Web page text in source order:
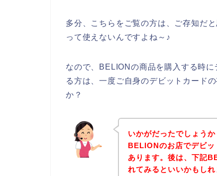
多分、こちらをご覧の方は、ご存知だ
って使えないんですよね～♪
なので、BELIONの商品を購入する時
る方は、一度ご自身のデビットカード
か？
いかがだったでしょう
BELIONのお店でデビッ
あります。後は、下記
れてみるといいかもしれ